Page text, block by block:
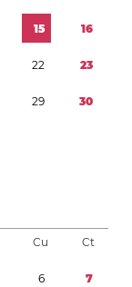
15 16
22 23
29 30
Cu Ct
6 7